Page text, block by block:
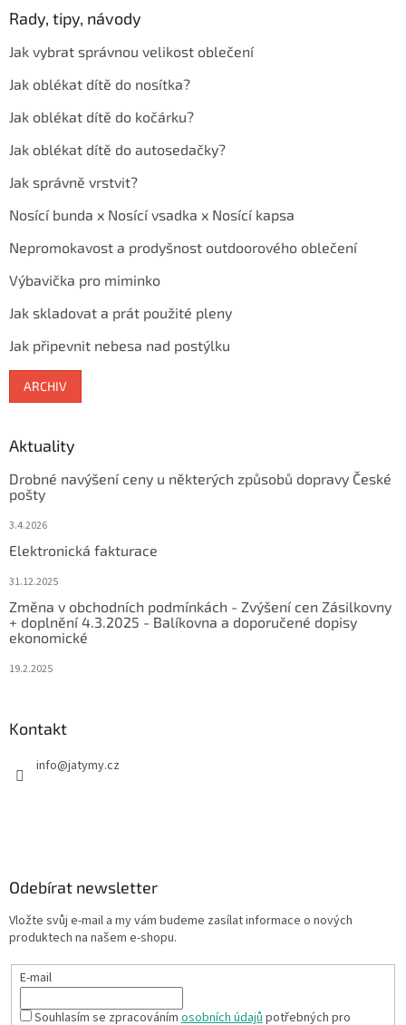
Rady, tipy, návody
Jak vybrat správnou velikost oblečení
Jak oblékat dítě do nosítka?
Jak oblékat dítě do kočárku?
Jak oblékat dítě do autosedačky?
Jak správně vrstvit?
Nosící bunda x Nosící vsadka x Nosící kapsa
Nepromokavost a prodyšnost outdoorového oblečení
Výbavička pro miminko
Jak skladovat a prát použité pleny
Jak připevnit nebesa nad postýlku
ARCHIV
Aktuality
Drobné navýšení ceny u některých způsobů dopravy České
pošty
3.4.2026
Elektronická fakturace
31.12.2025
Změna v obchodních podmínkách - Zvýšení cen Zásilkovny
+ doplnění 4.3.2025 - Balíkovna a doporučené dopisy
ekonomické
19.2.2025
Kontakt
info@jatymy.cz
Odebírat newsletter
Vložte svůj e-mail a my vám budeme zasílat informace o nových
produktech na našem e-shopu.
E-mail
Souhlasím se zpracovánímosobních údajůpotřebných pro